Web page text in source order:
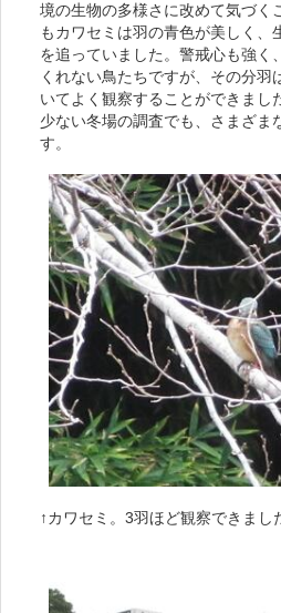
境の生物の多様さに改めて気づく
もカワセミは羽の青色が美しく、
を追っていました。警戒心も強く
くれない鳥たちですが、その分羽
いてよく観察することができまし
少ない冬場の調査でも、さまざま
す。
↑カワセミ。3羽ほど観察できまし